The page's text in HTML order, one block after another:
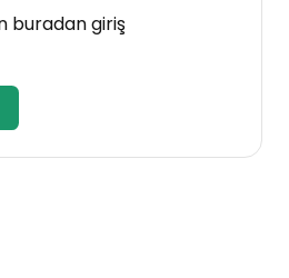
buradan giriş